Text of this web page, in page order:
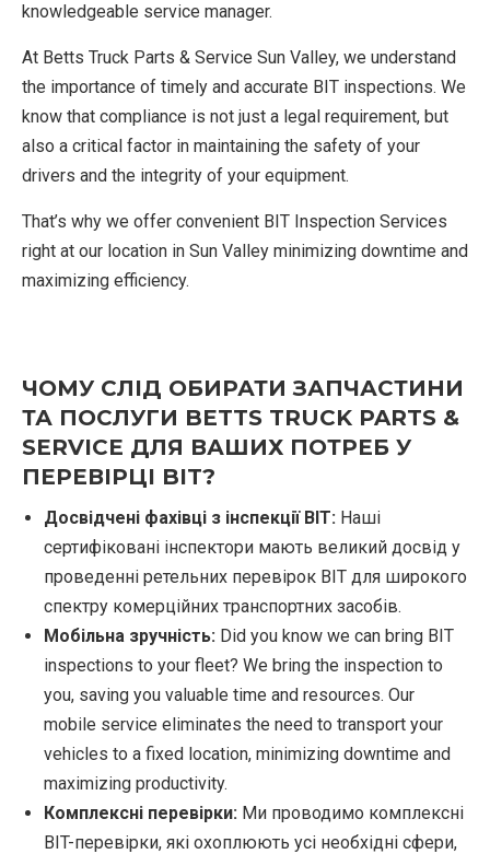
knowledgeable service manager.
At Betts Truck Parts & Service Sun Valley, we understand
the importance of timely and accurate BIT inspections. We
know that compliance is not just a legal requirement, but
also a critical factor in maintaining the safety of your
drivers and the integrity of your equipment.
That’s why we offer convenient BIT Inspection Services
right at our location in Sun Valley minimizing downtime and
maximizing efficiency.
ЧОМУ СЛІД ОБИРАТИ ЗАПЧАСТИНИ
ТА ПОСЛУГИ BETTS TRUCK PARTS &
SERVICE ДЛЯ ВАШИХ ПОТРЕБ У
ПЕРЕВІРЦІ BIT?
Досвідчені фахівці з інспекції BIT: Наші
сертифіковані інспектори мають великий досвід у
проведенні ретельних перевірок BIT для широкого
спектру комерційних транспортних засобів.
Мобільна зручність: Did you know we can bring BIT
inspections to your fleet? We bring the inspection to
you, saving you valuable time and resources. Our
mobile service eliminates the need to transport your
vehicles to a fixed location, minimizing downtime and
maximizing productivity.
Комплексні перевірки: Ми проводимо комплексні
BIT-перевірки, які охоплюють усі необхідні сфери,